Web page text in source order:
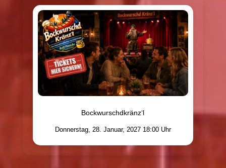
Bockwurschdkränz‘l
Donnerstag, 28. Januar, 2027 18:00 Uhr